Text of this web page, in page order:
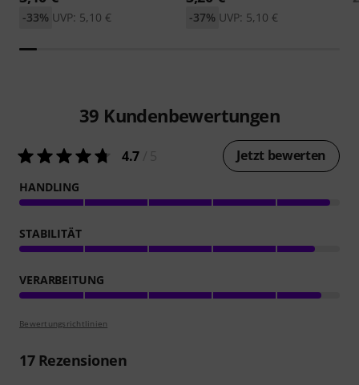
UVP: 5,10 €
-33% UVP: 5,10 €
-37%
39 Kundenbewertungen
4.7 Jetzt bewerten
HANDLING
STABILITÄT
VERARBEITUNG
Bewertungsrichtlinien
17Rezensionen